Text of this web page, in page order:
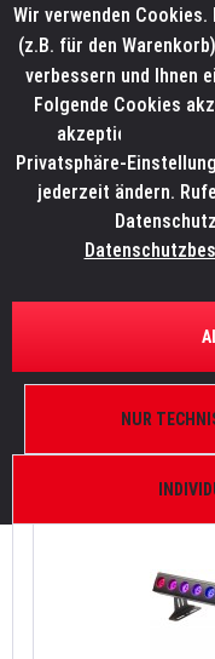
ARCHIV.
Wir verwenden
(z.B. für den
verbessern und Ihnen
Folgende Cookies
akzeptieren.
Privatsphäre-
jederzeit ändern.
NUR